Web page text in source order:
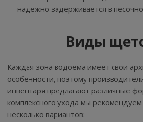
надежно задерживается в
Виды
Каждая зона водоема имеет свои
особенности, поэтому
инвентаря предлагают различные
комплексного ухода мы
несколько вариантов: